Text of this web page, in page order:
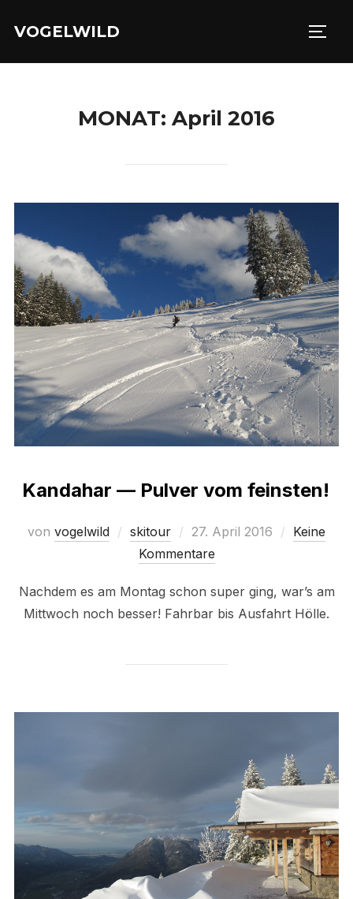
Inhalten
VOGELWILD
MONAT: April 2016
Kandahar — Pulver vom feinsten!
von vogelwild skitour
Veröffentlicht
am
27. April 2016
Keine
Kommentare
Nachdem es am Montag schon super ging, war’s am
Mittwoch noch besser! Fahrbar bis Ausfahrt Hölle.